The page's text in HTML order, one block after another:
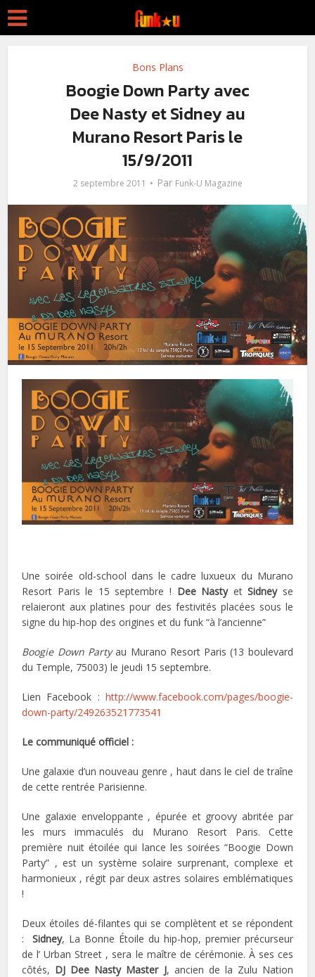
Bons Plans
Boogie Down Party avec
Dee Nasty et Sidney au
Murano Resort Paris le
15/9/2011
2 septembre 2011 Par Funk-U Magazine
Une soirée old-school dans le cadre luxueux du Murano
Resort Paris le 15 septembre ! Dee NastyetSidney se
relaieront aux platines pour des festivités placées sous le
signe du hip-hop des origines et du funk “à l’ancienne”
Boogie Down Partyau Murano Resort Paris (13 boulevard
du Temple, 75003) le jeudi 15 septembre.
Lien Facebook : http://www.facebook.com/pages/boogie-
down-party/249263521773541
Le communiqué officiel :
Une galaxie d’un nouveau genre , haut dans le ciel de traîne
de cette rentrée Parisienne.
Une galaxie enveloppante , épurée et groovy abritée par
les murs immaculés du Murano Resort Paris. Cette
première nuit étoilée qui lance les soirées “Boogie Down
Party” , est un système solaire surprenant, complexe et
harmonieux , régit par deux astres solaires emblématiques
!
Deux étoiles dé-filantes qui se complètent et se répondent
:Sidney, La Bonne Étoile du hip-hop, premier précurseur
de l’ Urban Street , sera le maître de cérémonie. À ses ces
côtés, DJ Dee Nasty Master J, ancien de la Zulu Nation